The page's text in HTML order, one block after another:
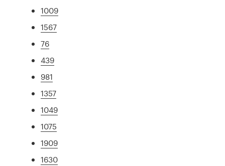
1009
1567
76
439
981
1357
1049
1075
1909
1630